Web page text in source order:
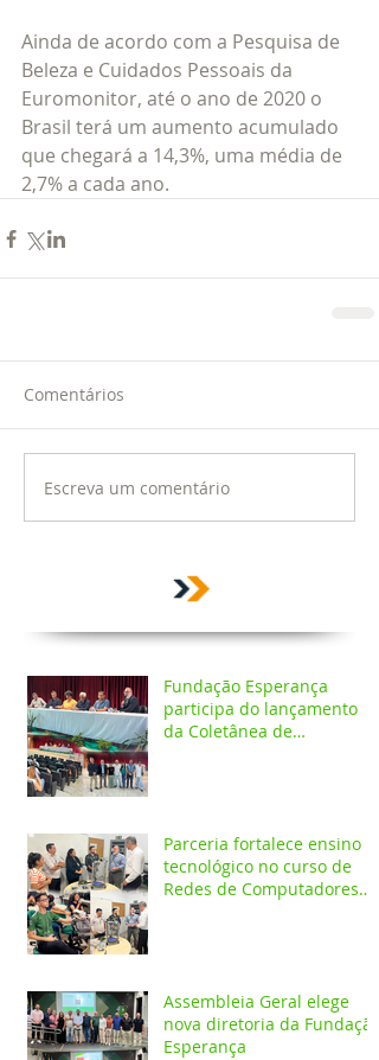
Ainda de acordo com a Pesquisa de
Beleza e Cuidados Pessoais da
Euromonitor, até o ano de 2020 o
Brasil terá um aumento acumulado
que chegará a 14,3%, uma média de
2,7% a cada ano.
Comentários
Escreva um comentário
Fundação Esperança
participa do lançamento
da Coletânea de
ambiente
Parceria fortalece ensino
tecnológico no curso de
Redes de Computadores
Assembleia Geral elege
nova diretoria da Fundação
Esperança